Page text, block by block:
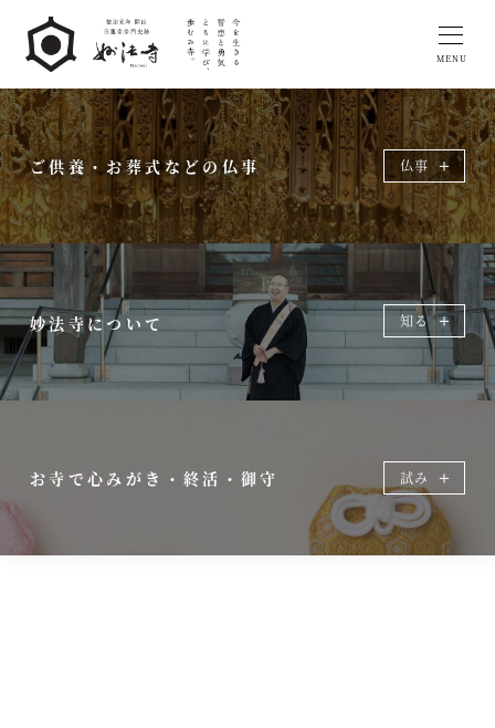
日蓮宗宗門史跡 名瀬 妙法寺
ご供養・お葬式などの仏事 仏事
知る
お寺で心みがき・終活・御守 試み